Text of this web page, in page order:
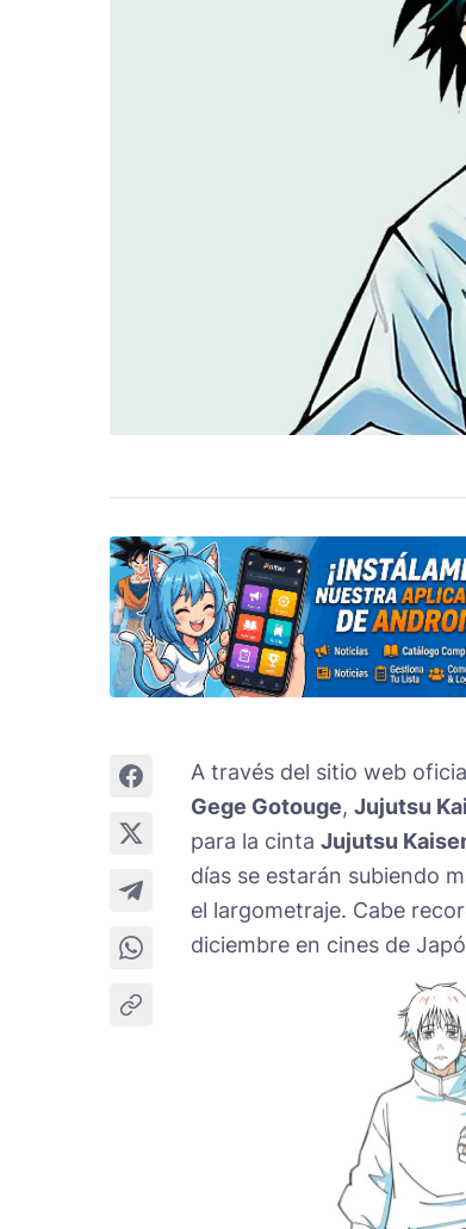
A través del sitio web
Gege Gotouge, Jujutsu
para la cinta Jujutsu
días se estarán subiendo
el largometraje. Cabe
diciembre en cines de